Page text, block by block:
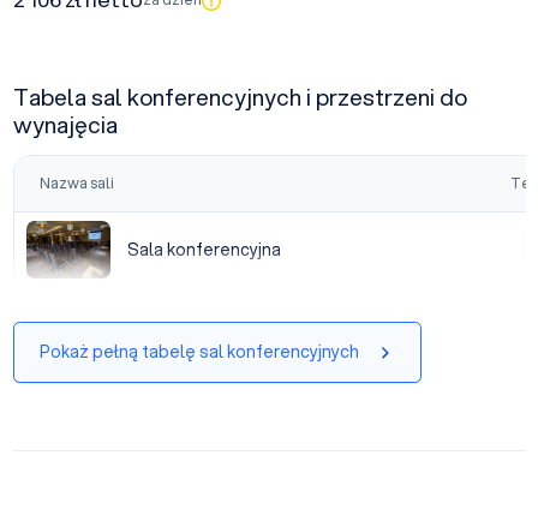
Tabela sal konferencyjnych i przestrzeni do
wynajęcia
Nazwa sali
Sala konferencyjna
Sala konferencyjna
Pokaż pełną tabelę sal konferencyjnych